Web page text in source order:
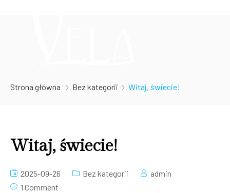
Strona główna Bez kategorii Witaj, świecie!
Witaj, świecie!
2025-09-26 Bez kategorii
admin
1 Comment